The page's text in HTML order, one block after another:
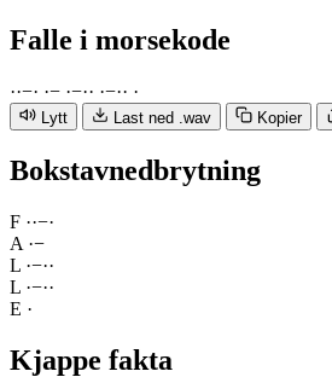
Falle i morsekode
··−· ·− ·−·· ·−·· ·
Lytt Last ned .wav Kopier
Bokstavnedbrytning
F ··−·
A ·−
L ·−··
L ·−··
E ·
Kjappe fakta